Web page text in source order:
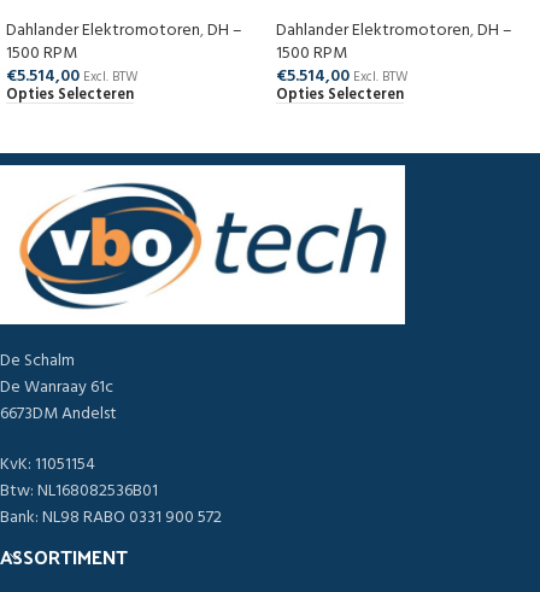
Dahlander Elektromotoren,DH –
1500 RPM
€5.514,00 Excl. BTW
Opties Selecteren
Dahlander Elektromotoren,DH –
1500 RPM
€5.514,00 Excl. BTW
Opties Selecteren
De Schalm
De Wanraay 61c
6673DM Andelst
KvK: 11051154
Btw: NL168082536B01
Bank: NL98 RABO 0331 900 572
ASSORTIMENT